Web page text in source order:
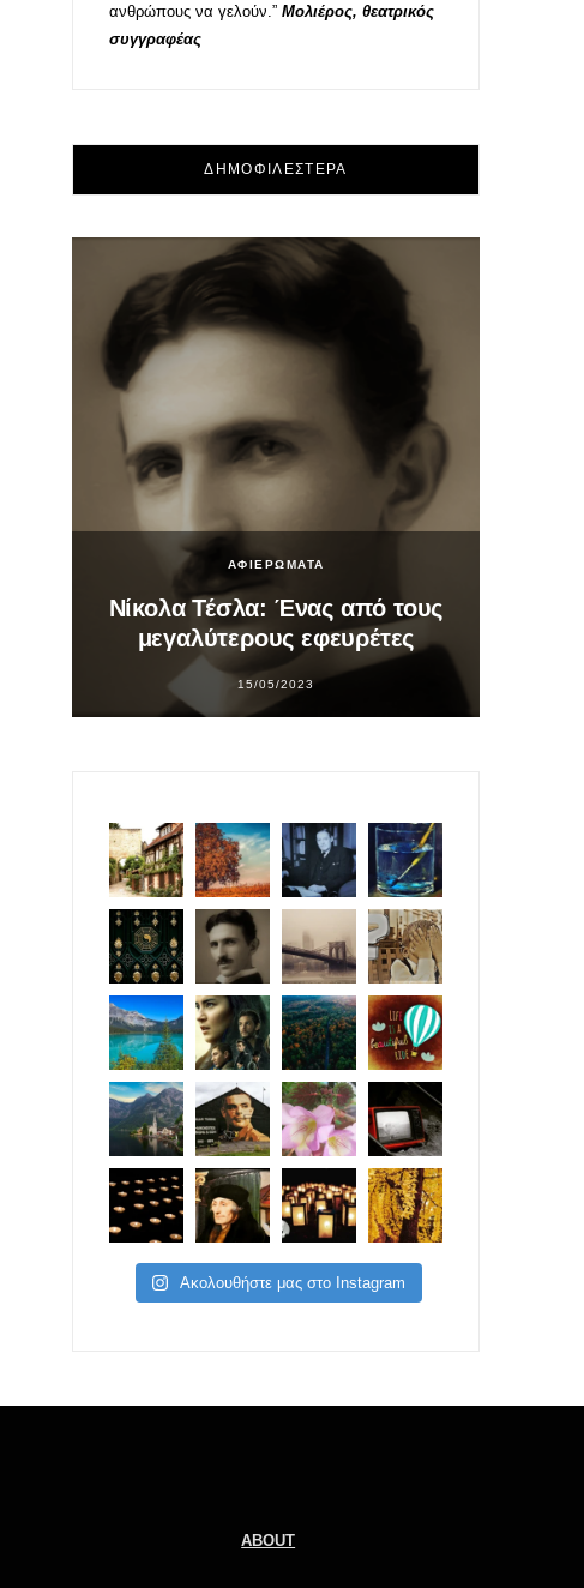
ανθρώπους να γελούν.” Μολιέρος, θεατρικός
συγγραφέας
ΔΗΜΟΦΙΛΕΣΤΕΡΑ
ΑΦΙΕΡΩΜΑΤΑ
Νίκολα Τέσλα: Ένας από τους
μεγαλύτερους εφευρέτες
15/05/2023
Ακολουθήστε μας στο Instagram
ABOUT